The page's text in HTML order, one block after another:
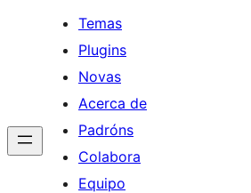
Temas
Plugins
Novas
Acerca de
Padróns
Colabora
Equipo